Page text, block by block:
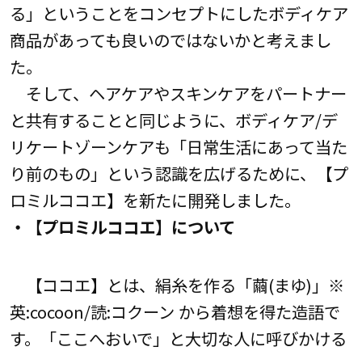
る」ということをコンセプトにしたボディケア
商品があっても良いのではないかと考えまし
た。
そして、ヘアケアやスキンケアをパートナー
と共有することと同じように、ボディケア/デ
リケートゾーンケアも「日常生活にあって当た
り前のもの」という認識を広げるために、【プ
ロミルココエ】を新たに開発しました。
・【プロミルココエ】について
【ココエ】とは、絹糸を作る「繭(まゆ)」※
英:cocoon/読:コクーン から着想を得た造語で
す。「ここへおいで」と大切な人に呼びかける